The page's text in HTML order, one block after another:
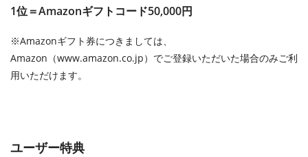
1位＝Amazonギフトコード50,000円
※Amazonギフト券につきましては、
Amazon（www.amazon.co.jp）でご登録いただいた場合のみご利
用いただけます。
ユーザー特典